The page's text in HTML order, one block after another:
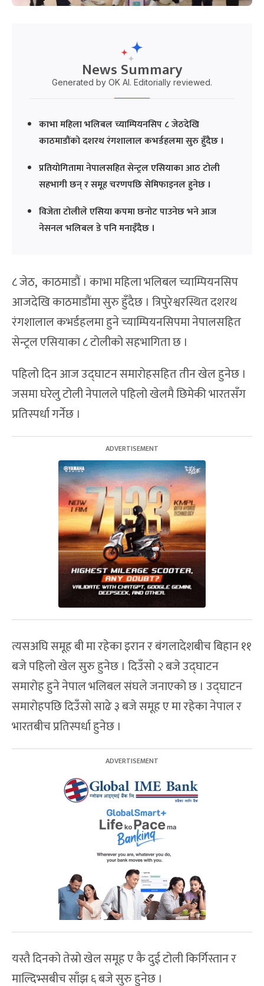
News Summary
Generated by OK AI. Editorially reviewed.
काभा महिला भलिबल च्याम्पियनसिप ८ जेठदेखि
काठमाडौंको दशरथ रंगशालाल कभर्डहलमा सुरु हुँदैछ ।
प्रतियोगितामा नेपालसहित सेन्ट्रल एसियाका आठ टोली
सहभागी छन् र समूह चरणपछि सेमिफाइनल हुनेछ ।
विजेता टोलीले एसिया कपमा छनोट पाउनेछ भने आज
नेसनल भलिबल डे पनि मनाइँदैछ ।
८ जेठ, काठमाडौं । काभा महिला भलिबल च्याम्पियनसिप
आजदेखि काठमाडौंमा सुरु हुँदैछ । त्रिपुरेश्वरस्थित दशरथ
रंगशालाल कभर्डहलमा हुने च्याम्पियनसिपमा नेपालसहित
सेन्ट्रल एसियाका ८ टोलीको सहभागिता छ ।
पहिलो दिन आज उद्घाटन समारोहसहित तीन खेल हुनेछ ।
जसमा घरेलु टोली नेपालले पहिलो खेलमै छिमेकी भारतसँग
प्रतिस्पर्धा गर्नेछ ।
त्यसअघि समूह बी मा रहेका इरान र बंगलादेशबीच बिहान ११
बजे पहिलो खेल सुरु हुनेछ । दिउँसो २ बजे उद्घाटन
समारोह हुने नेपाल भलिबल संघले जनाएको छ । उद्घाटन
समारोहपछि दिउँसो साढे ३ बजे समूह ए मा रहेका नेपाल र
भारतबीच प्रतिस्पर्धा हुनेछ ।
यस्तै दिनको तेस्रो खेल समूह ए कै दुई टोली किर्गिस्तान र
माल्दिभ्सबीच साँझ ६ बजे सुरु हुनेछ ।